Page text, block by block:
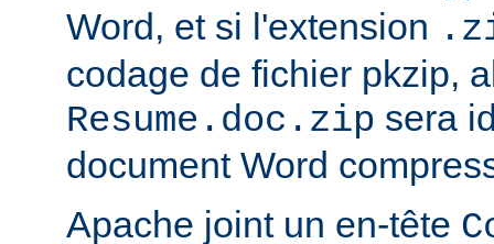
Word, et si l'extension
codage de fichier pkzip,
Resume.doc.zip sera
document Word
Apache joint un en-tête